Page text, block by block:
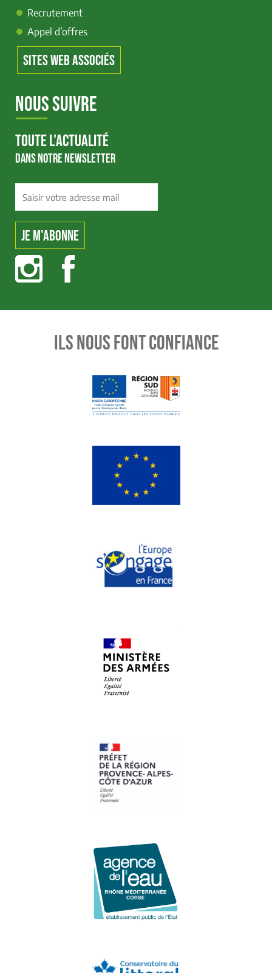
Recrutement
Appel d’offres
SITES WEB ASSOCIÉS
NOUS SUIVRE
TOUTE L'ACTUALITÉ
DANS NOTRE NEWSLETTER
ILS NOUS FONT CONFIANCE